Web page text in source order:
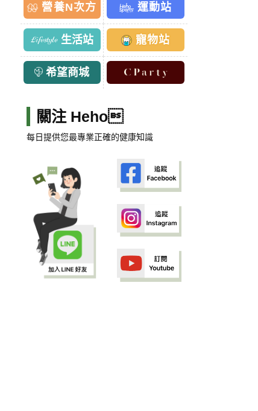
營養N次方 運動站
生活站 寵物站
希望商城
關注 Heho
每日提供您最專業正確的健康知識